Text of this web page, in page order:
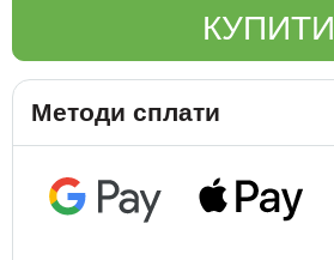
КУПИТИ
Методи сплати